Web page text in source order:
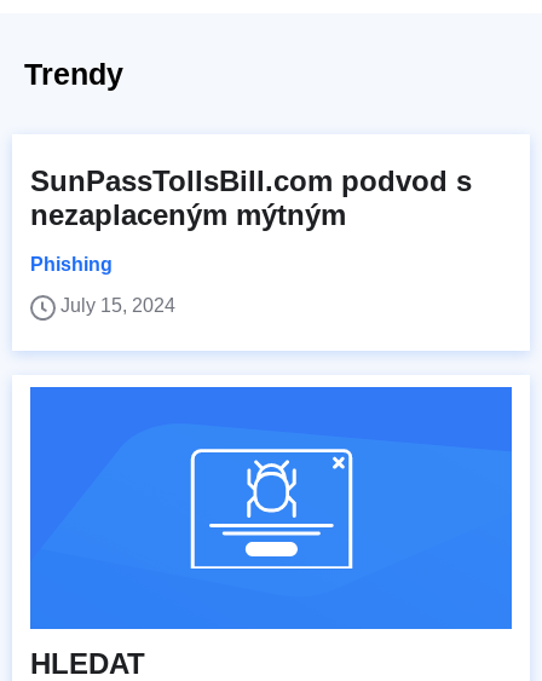
Trendy
SunPassTollsBill.com podvod s
nezaplaceným mýtným
Phishing
July 15, 2024
HLEDAT